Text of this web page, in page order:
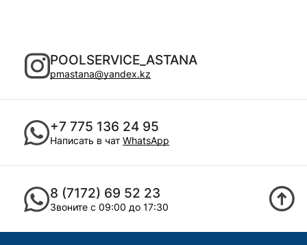
POOLSERVICE_ASTANA
pmastana@yandex.kz
+7 775 136 24 95
Написать в чат WhatsApp
8 (7172) 69 52 23
Звоните с 09:00 до 17:30